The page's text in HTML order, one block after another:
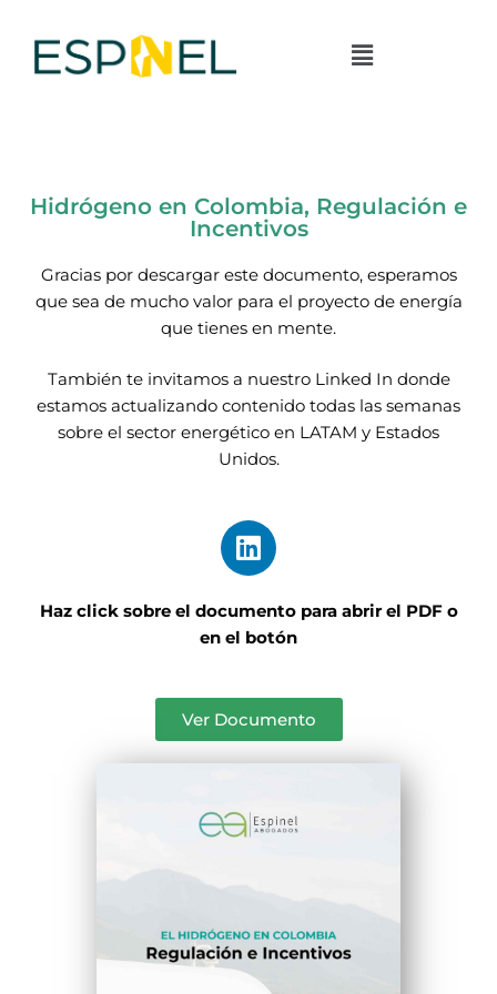
Hidrógeno en Colombia, Regulación e
Incentivos
Gracias por descargar este documento, esperamos
que sea de mucho valor para el proyecto de energía
que tienes en mente.
También te invitamos a nuestro Linked In donde
estamos actualizando contenido todas las semanas
sobre el sector energético en LATAM y Estados
Unidos.
Haz click sobre el documento para abrir el PDF o
en el botón
Ver Documento